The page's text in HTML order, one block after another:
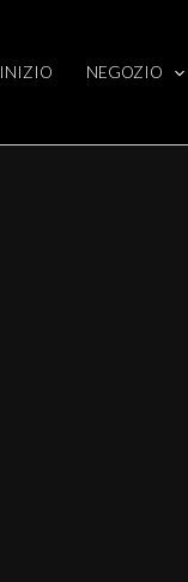
INIZIO NEGOZIO